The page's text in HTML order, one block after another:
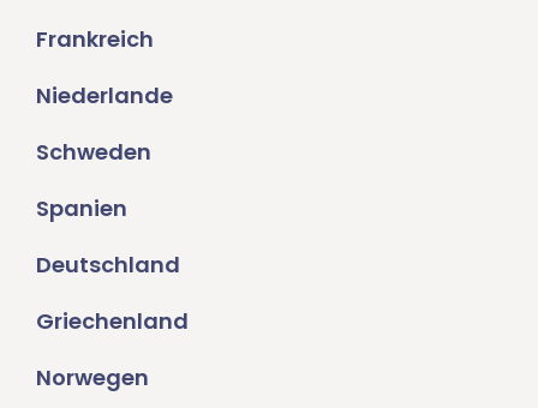
Frankreich
Niederlande
Schweden
Spanien
Deutschland
Griechenland
Norwegen